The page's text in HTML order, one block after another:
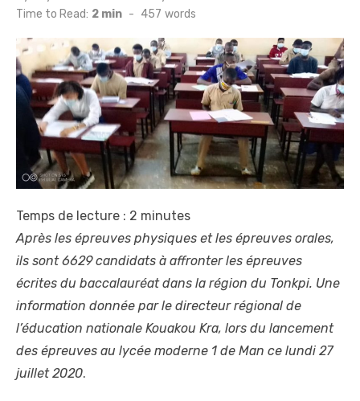
Time to Read: 2 min - 457 words
Temps de lecture : 2 minutes
Après les épreuves physiques et les épreuves orales,
ils sont 6629 candidats à affronter les épreuves
écrites du baccalauréat dans la région du Tonkpi. Une
information donnée par le directeur régional de
l’éducation nationale Kouakou Kra, lors du lancement
des épreuves au lycée moderne 1 de Man ce lundi 27
juillet 2020.